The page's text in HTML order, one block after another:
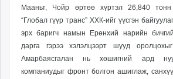
Мааньт, Чойр өртөө хүртэл 26,840 тонн
“Глобал гүүр транс” ХХК-ийг үүсгэн
эрх баригч намын Ерөнхий нарийн
дарга гэрээ хэлэлцээрт шууд
Амарбаясгалан нь хөшигний ард
компаниудыг фронт болгон ашиглаж,